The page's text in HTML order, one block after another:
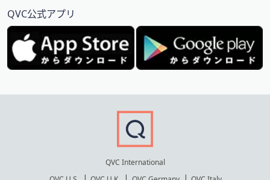
QVC公式アプリ
QVC International